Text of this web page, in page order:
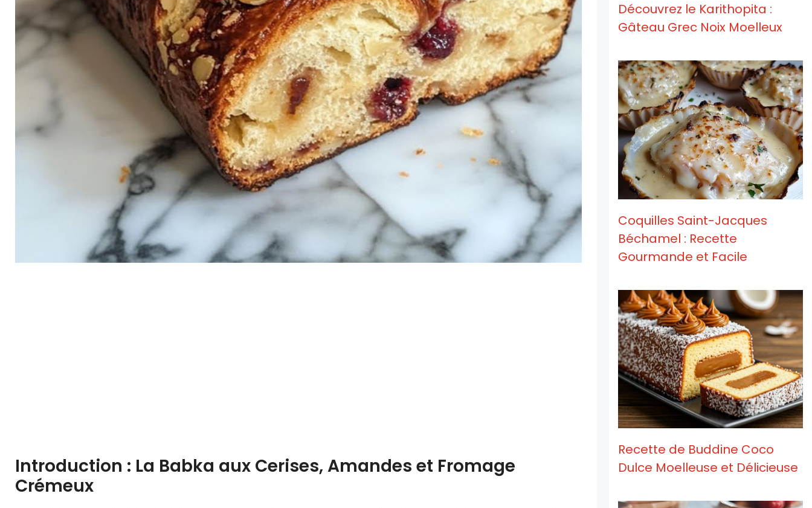
Introduction : La Babka aux Cerises, Amandes et Fromage
Crémeux
Découvrez le Karithopita :
Gâteau Grec Noix Moelleux
Coquilles Saint-Jacques
Béchamel : Recette
Gourmande et Facile
Recette de Buddine Coco
Dulce Moelleuse et Délicieuse